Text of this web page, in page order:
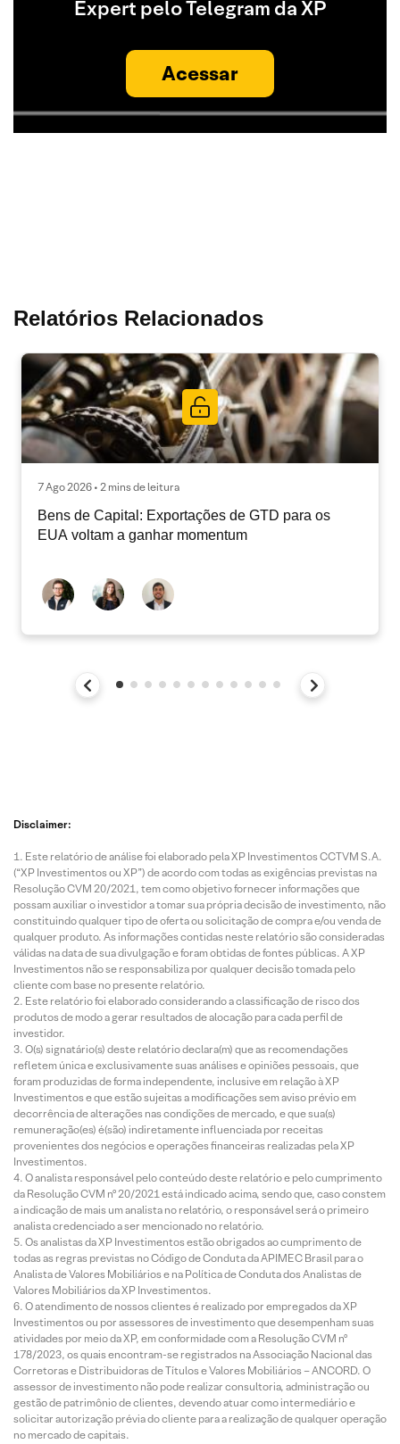
Expert pelo Telegram da XP
Acessar
Relatórios Relacionados
7 Ago 2026 • 2 mins de leitura
Bens de Capital: Exportações de GTD para os
EUA voltam a ganhar momentum
Disclaimer:
Este relatório de análise foi elaborado pela XP Investimentos CCTVM S.A.
(“XP Investimentos ou XP”) de acordo com todas as exigências previstas na
Resolução CVM 20/2021, tem como objetivo fornecer informações que
possam auxiliar o investidor a tomar sua própria decisão de investimento, não
constituindo qualquer tipo de oferta ou solicitação de compra e/ou venda de
qualquer produto. As informações contidas neste relatório são consideradas
válidas na data de sua divulgação e foram obtidas de fontes públicas. A XP
Investimentos não se responsabiliza por qualquer decisão tomada pelo
cliente com base no presente relatório.
Este relatório foi elaborado considerando a classificação de risco dos
produtos de modo a gerar resultados de alocação para cada perfil de
investidor.
O(s) signatário(s) deste relatório declara(m) que as recomendações
refletem única e exclusivamente suas análises e opiniões pessoais, que
foram produzidas de forma independente, inclusive em relação à XP
Investimentos e que estão sujeitas a modificações sem aviso prévio em
decorrência de alterações nas condições de mercado, e que sua(s)
remuneração(es) é(são) indiretamente influenciada por receitas
provenientes dos negócios e operações financeiras realizadas pela XP
Investimentos.
O analista responsável pelo conteúdo deste relatório e pelo cumprimento
da Resolução CVM nº 20/2021 está indicado acima, sendo que, caso constem
a indicação de mais um analista no relatório, o responsável será o primeiro
analista credenciado a ser mencionado no relatório.
Os analistas da XP Investimentos estão obrigados ao cumprimento de
todas as regras previstas no Código de Conduta da APIMEC Brasil para o
Analista de Valores Mobiliários e na Política de Conduta dos Analistas de
Valores Mobiliários da XP Investimentos.
O atendimento de nossos clientes é realizado por empregados da XP
Investimentos ou por assessores de investimento que desempenham suas
atividades por meio da XP, em conformidade com a Resolução CVM nº
178/2023, os quais encontram-se registrados na Associação Nacional das
Corretoras e Distribuidoras de Títulos e Valores Mobiliários – ANCORD. O
assessor de investimento não pode realizar consultoria, administração ou
gestão de patrimônio de clientes, devendo atuar como intermediário e
solicitar autorização prévia do cliente para a realização de qualquer operação
no mercado de capitais.